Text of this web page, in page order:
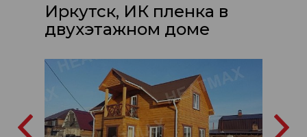
Иркутск, ИК пленка в
двухэтажном доме